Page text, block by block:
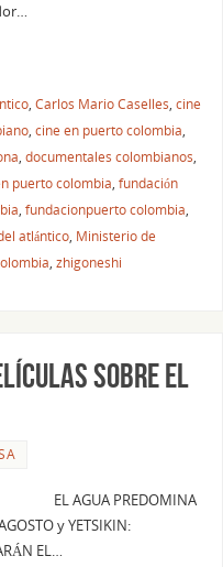
, Carlos Mario Caselles, cine
, cine en puerto colombia,
, documentales colombianos,
puerto colombia, fundación
, fundacionpuerto colombia,
atlántico, Ministerio de
, zhigoneshi
SOBRE EL
EL AGUA PREDOMINA
y YETSIKIN:
EL…